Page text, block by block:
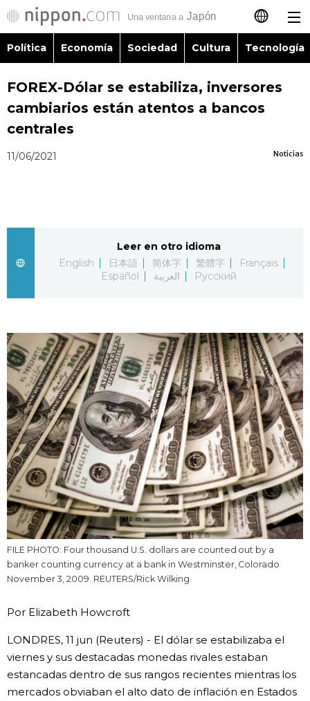
日本語
English
Русский
Política
Vida
Guía de Japón
Vídeos e imágenes
En profundidad
Más
Noticias
Datos de Japón
Fragmentos de Japón
Gente
official SNS
Política Economía Sociedad Cultura Tecnología
FOREX-Dólar se estabiliza, inversores
cambiarios están atentos a bancos
centrales
Noticias
11/06/2021
Leer en otro idioma
English
日本語 简体字 繁體字
Français
Español
العربية Русский
FILE PHOTO: Four thousand U.S. dollars are counted out by a
banker counting currency at a bank in Westminster, Colorado
November 3, 2009. REUTERS/Rick Wilking
Por Elizabeth Howcroft
LONDRES, 11 jun (Reuters) - El dólar se estabilizaba el
viernes y sus destacadas monedas rivales estaban
estancadas dentro de sus rangos recientes mientras los
mercados obviaban el alto dato de inflación en Estados